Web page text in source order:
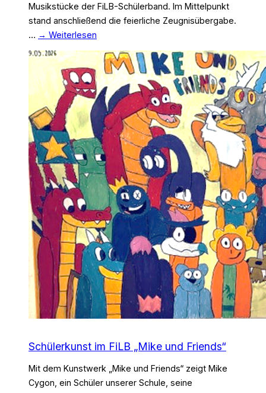
Musikstücke der FiLB-Schülerband. Im Mittelpunkt
stand anschließend die feierliche Zeugnisübergabe.
… → Weiterlesen
Schülerkunst im FiLB „Mike und Friends“
Mit dem Kunstwerk „Mike und Friends“ zeigt Mike
Cygon, ein Schüler unserer Schule, seine